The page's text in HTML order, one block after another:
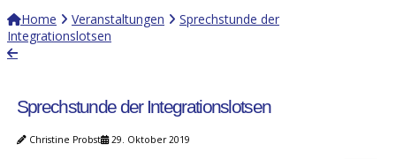
Home
Veranstaltungen
Sprechstunde der
Integrationslotsen
Sprechstunde der Integrationslotsen
Christine Probst 29. Oktober 2019